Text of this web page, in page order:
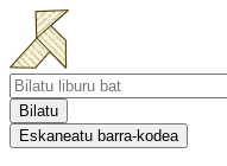
Bilatu
Eskaneatu barra-kodea